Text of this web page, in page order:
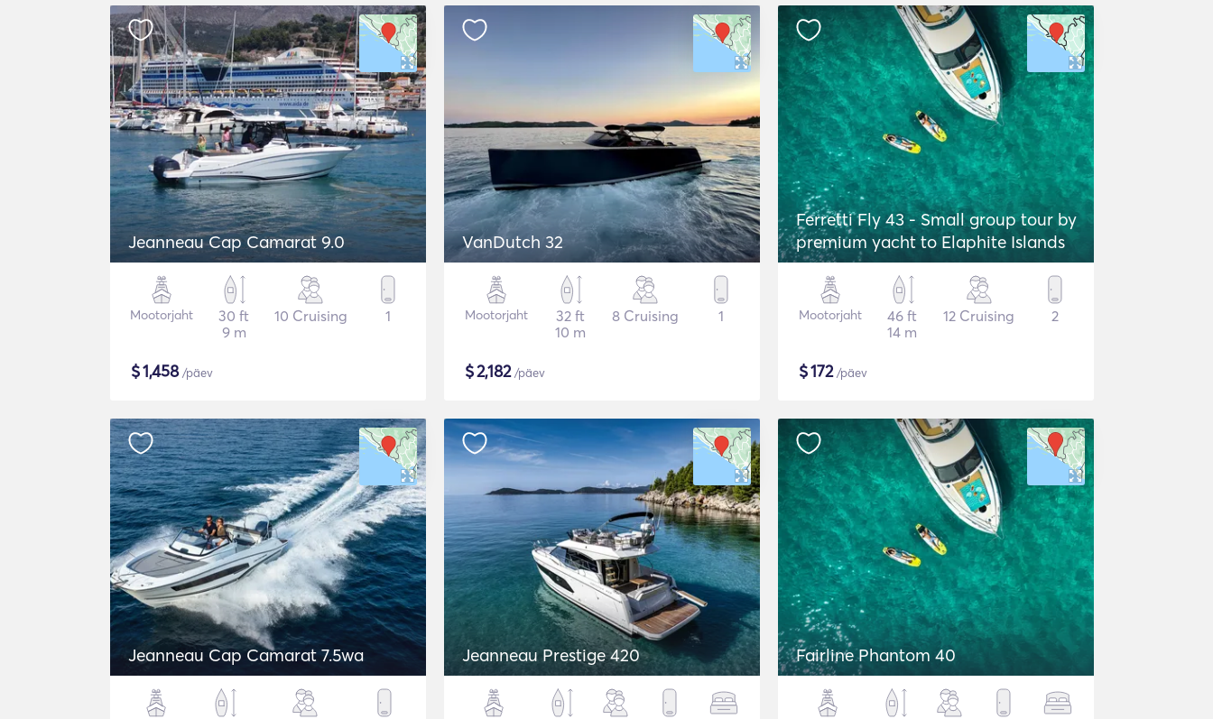
Jeanneau Cap Camarat 9.0
Mootorjaht
30 ft
9 m
10 Cruising 1
$1,458/päev
VanDutch 32
Mootorjaht
32 ft
10 m
8 Cruising 1
$2,182/päev
Ferretti Fly 43 - Small group tour by
premium yacht to Elaphite Islands
Mootorjaht
46 ft
14 m
12 Cruising 2
$172/päev
Jeanneau Cap Camarat 7.5wa Jeanneau Prestige 420 Fairline Phantom 40